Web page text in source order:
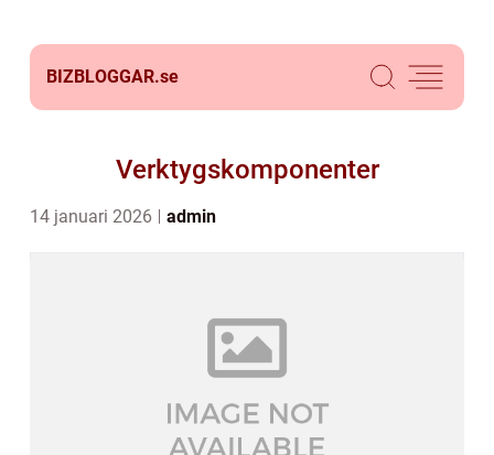
BIZBLOGGAR.se
Verktygskomponenter
14 januari 2026 admin